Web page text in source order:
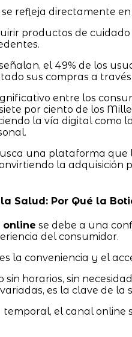
refleja directamente
productos de
el 49% de los
sus compras a
entre los
por ciento de los
la vía digital como
una plataforma que
la adquisición
la Salud: Por Qué la
online se debe a una
del consumidor.
la conveniencia y el
horarios, sin
es la clave de la
el canal online